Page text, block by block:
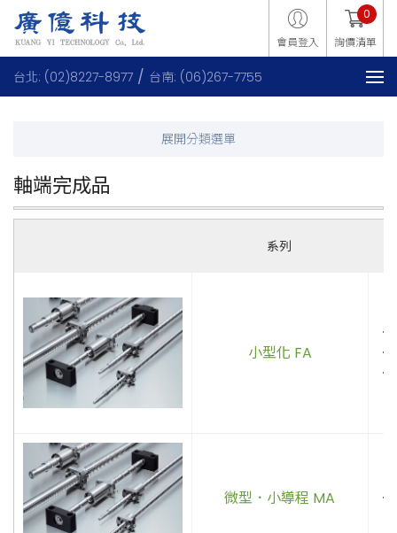
會員登入 詢價清單
0
台北: (02)8227-8977 台南: (06)267-7755
軸端完成品
系列
小型化 FA
．
．
微型．小導程 MA